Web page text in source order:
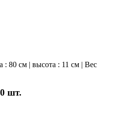
: 80 см | высота : 11 см | Вес
0 шт.